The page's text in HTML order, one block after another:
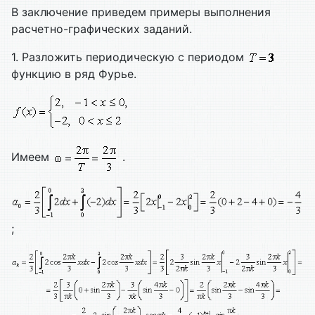
В заключение приведем примеры выполнения
расчетно-графических заданий.
1. Разложить периодическую с периодом
функцию в ряд Фурье.
Имеем .
;